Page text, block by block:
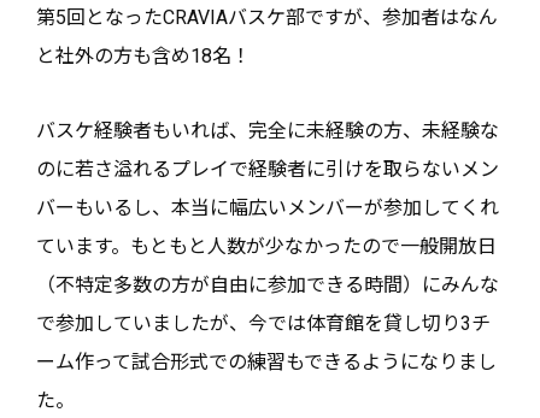
第5回となったCRAVIAバスケ部ですが、参加者はなん
と社外の方も含め18名！
バスケ経験者もいれば、完全に未経験の方、未経験な
のに若さ溢れるプレイで経験者に引けを取らないメン
バーもいるし、本当に幅広いメンバーが参加してくれ
ています。もともと人数が少なかったので一般開放日
（不特定多数の方が自由に参加できる時間）にみんな
で参加していましたが、今では体育館を貸し切り3チ
ーム作って試合形式での練習もできるようになりまし
た。